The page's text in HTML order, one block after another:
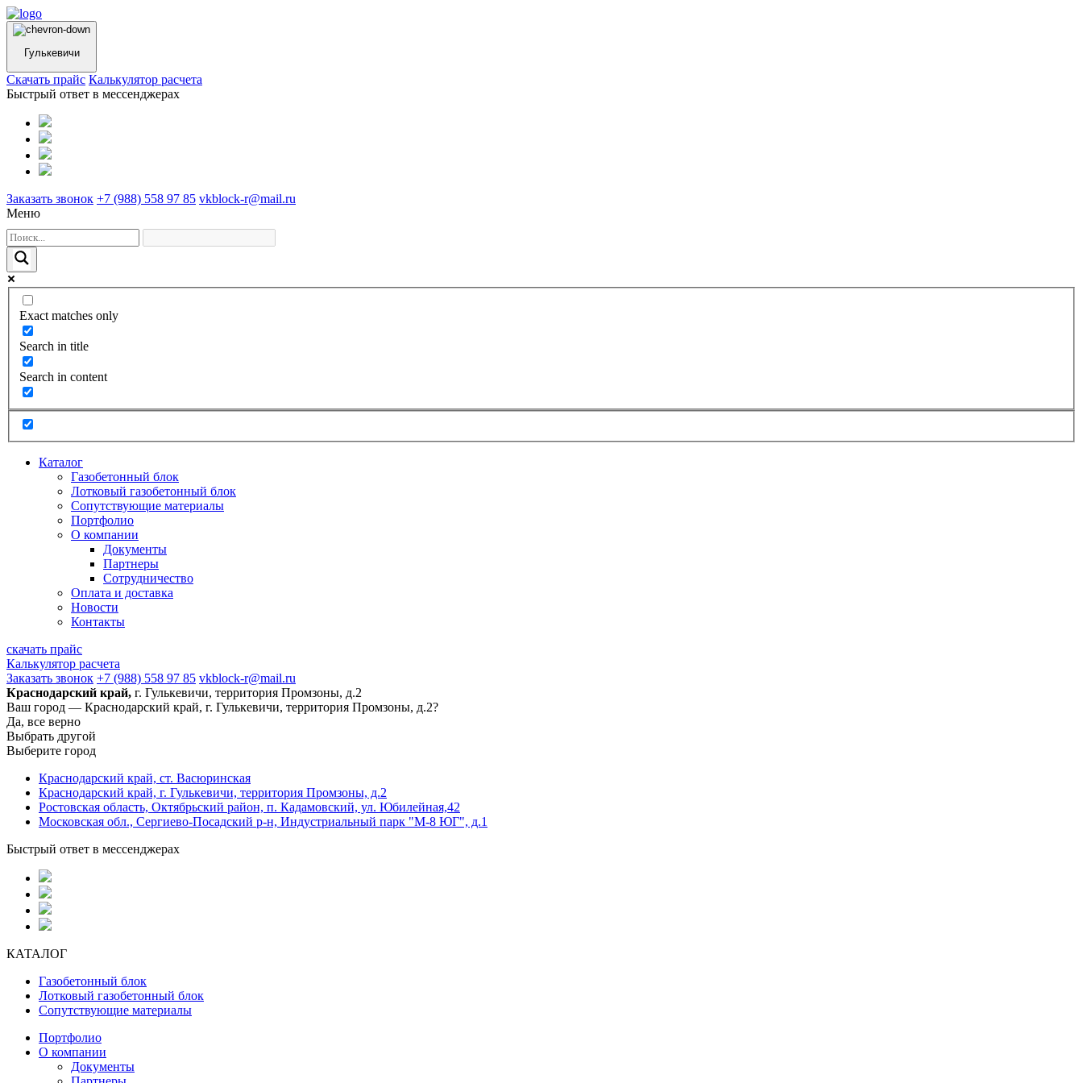
Гулькевичи
Cкачать прайс Калькулятор расчета
Быстрый ответ в мессенджерах
Заказать звонок +7 (988) 558 97 85 vkblock-r@mail.ru
Меню
Exact matches only
Search in title
Search in content
Каталог
Газобетонный блок
Лотковый газобетонный блок
Сопутствующие материалы
Портфолио
О компании
Документы
Партнеры
Сотрудничество
Оплата и доставка
Новости
Контакты
скачать прайс
Калькулятор расчета
Заказать звонок +7 (988) 558 97 85 vkblock-r@mail.ru
Краснодарский край, г. Гулькевичи, территория Промзоны, д.2
Ваш город — Краснодарский край, г. Гулькевичи, территория Промзоны, д.2?
Да, все верно
Выбрать другой
Выберите город
Краснодарский край, ст. Васюринская
Краснодарский край, г. Гулькевичи, территория Промзоны, д.2
Ростовская область, Октябрьский район, п. Кадамовский, ул. Юбилейная,42
Московская обл., Сергиево-Посадский р-н, Индустриальный парк "М-8 ЮГ", д.1
Быстрый ответ в мессенджерах
КАТАЛОГ
Газобетонный блок
Лотковый газобетонный блок
Сопутствующие материалы
Портфолио
О компании
Документы